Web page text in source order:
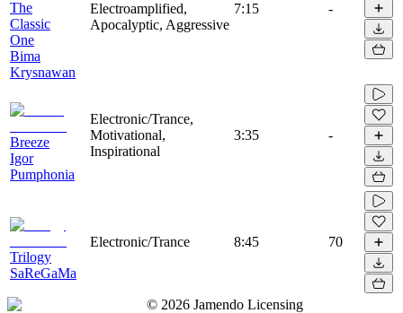
The
Classic
One
Bima
Krysnawan
Electroamplified,
Apocalyptic, Aggressive
7:15 -
Breeze
Igor
Pumphonia
Electronic/Trance,
Motivational,
Inspirational
3:35 -
Trilogy
SaReGaMa
Electronic/Trance 8:45 70
© 2026 Jamendo Licensing